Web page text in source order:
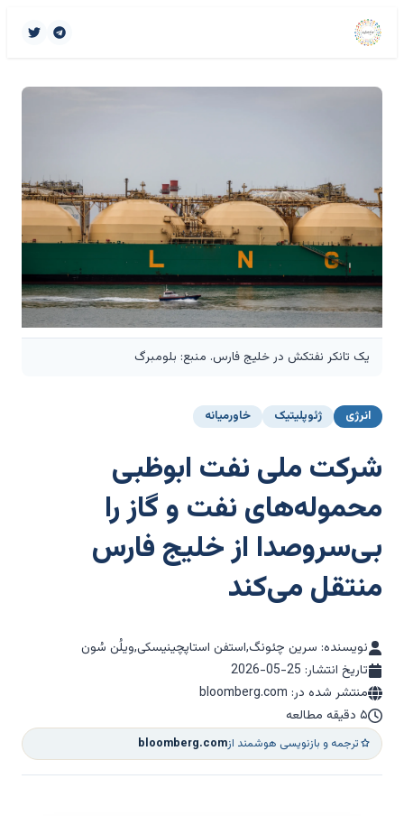
یک تانکر نفتکش در خلیج فارس. منبع: بلومبرگ
انرژی ژئوپلیتیک خاورمیانه
شرکت ملی نفت ابوظبی
محموله‌های نفت و گاز را
بی‌سروصدا از خلیج فارس
منتقل می‌کند
نویسنده: سرین چئونگ,استفن استاپچینیسکی,ویلُن سُون
تاریخ انتشار: 2026-05-25
منتشر شده در: bloomberg.com
۵ دقیقه مطالعه
ترجمه و بازنویسی هوشمند ازbloomberg.com